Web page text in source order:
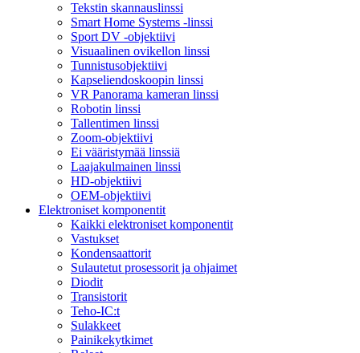
Tekstin skannauslinssi
Smart Home Systems -linssi
Sport DV -objektiivi
Visuaalinen ovikellon linssi
Tunnistusobjektiivi
Kapseliendoskoopin linssi
VR Panorama kameran linssi
Robotin linssi
Tallentimen linssi
Zoom-objektiivi
Ei vääristymää linssiä
Laajakulmainen linssi
HD-objektiivi
OEM-objektiivi
Elektroniset komponentit
Kaikki elektroniset komponentit
Vastukset
Kondensaattorit
Sulautetut prosessorit ja ohjaimet
Diodit
Transistorit
Teho-IC:t
Sulakkeet
Painikekytkimet